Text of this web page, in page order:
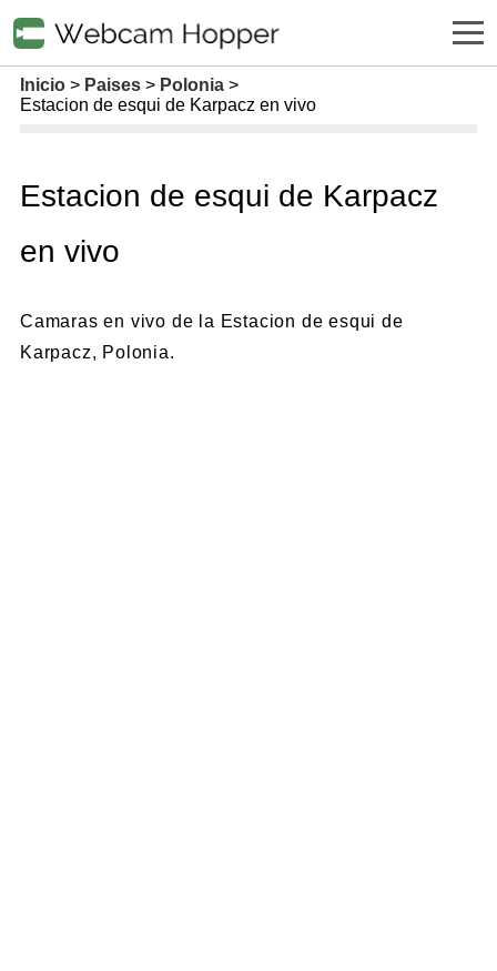
Inicio Paises
Polonia
Estacion de esqui de Karpacz en vivo
Estacion de esqui de Karpacz
en vivo
Camaras en vivo de la Estacion de esqui de
Karpacz, Polonia.